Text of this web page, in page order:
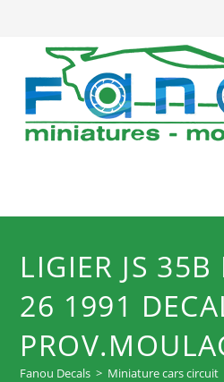
LIGIER JS
26 1991
Fanou Decals > Miniature cars circuit